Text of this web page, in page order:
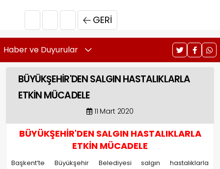
GERI
Haber ve Duyurular
BÜYÜKŞEHİR'DEN SALGIN HASTALIKLARLA
ETKİN MÜCADELE
11 Mart 2020
BÜYÜKŞEHİR'DEN SALGIN HASTALIKLARLA
ETKİN MÜCADELE
Başkent’te Büyükşehir Belediyesi salgın hastalıklarla